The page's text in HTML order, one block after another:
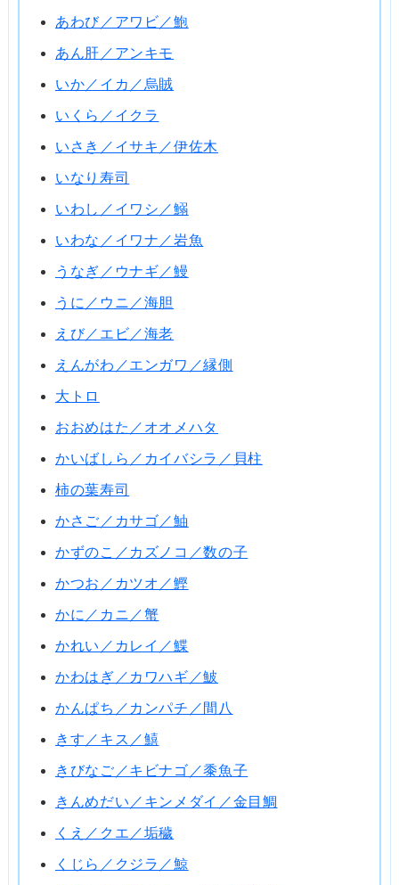
あわび／アワビ／鮑
あん肝／アンキモ
いか／イカ／烏賊
いくら／イクラ
いさき／イサキ／伊佐木
いなり寿司
いわし／イワシ／鰯
いわな／イワナ／岩魚
うなぎ／ウナギ／鰻
うに／ウニ／海胆
えび／エビ／海老
えんがわ／エンガワ／縁側
大トロ
おおめはた／オオメハタ
かいばしら／カイバシラ／貝柱
柿の葉寿司
かさご／カサゴ／鮋
かずのこ／カズノコ／数の子
かつお／カツオ／鰹
かに／カニ／蟹
かれい／カレイ／鰈
かわはぎ／カワハギ／鮍
かんぱち／カンパチ／間八
きす／キス／鱚
きびなご／キビナゴ／黍魚子
きんめだい／キンメダイ／金目鯛
くえ／クエ／垢穢
くじら／クジラ／鯨